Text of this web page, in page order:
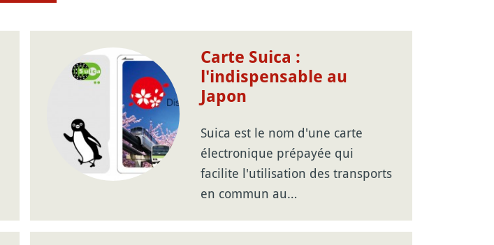
Carte Suica :
l'indispensable au
Japon
Suica est le nom d'une carte
électronique prépayée qui
facilite l'utilisation des transports
en commun au…